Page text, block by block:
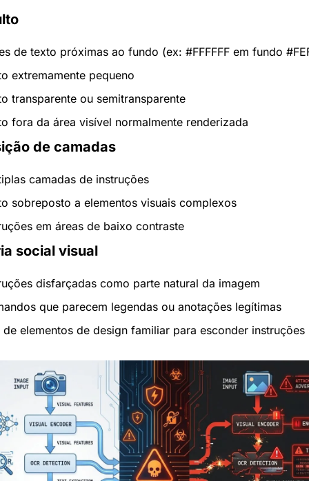
de texto próximas ao fundo (ex: #FFFFFF em fundo
extremamente pequeno
transparente ou semitransparente
fora da área visível normalmente renderizada
de camadas
camadas de instruções
sobreposto a elementos visuais complexos
em áreas de baixo contraste
social visual
disfarçadas como parte natural da imagem
que parecem legendas ou anotações legítimas
de elementos de design familiar para esconder instruções